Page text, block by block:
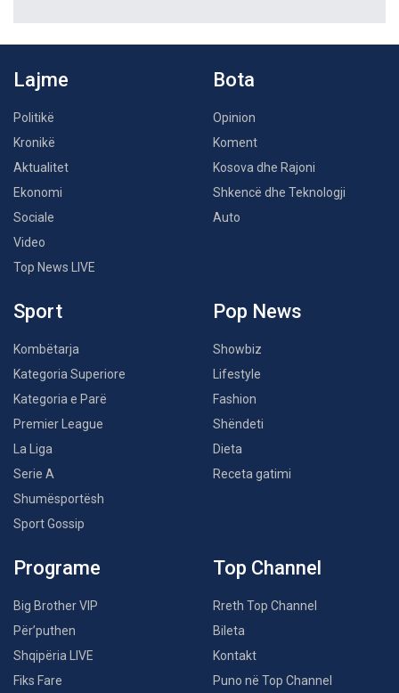
Lajme
Politikë
Kronikë
Aktualitet
Ekonomi
Sociale
Video
Top News LIVE
Bota
Opinion
Koment
Kosova dhe Rajoni
Shkencë dhe Teknologji
Auto
Sport
Kombëtarja
Kategoria Superiore
Kategoria e Parë
Premier League
La Liga
Serie A
Shumësportësh
Sport Gossip
Pop News
Showbiz
Lifestyle
Fashion
Shëndeti
Dieta
Receta gatimi
Programe
Big Brother VIP
Për’puthen
Shqipëria LIVE
Fiks Fare
Top Channel
Rreth Top Channel
Bileta
Kontakt
Puno në Top Channel